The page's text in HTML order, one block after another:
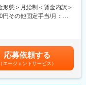
に反映
種類や成分など基礎知識
した環境での勤務が可能
療時間内での対応が中心
た日取りでの対応が中心
態＞月給制＜賃金内訳＞
その他固定手当/月：
上下する可能性がありま
です。
応募依頼する
（エージェントサービス）